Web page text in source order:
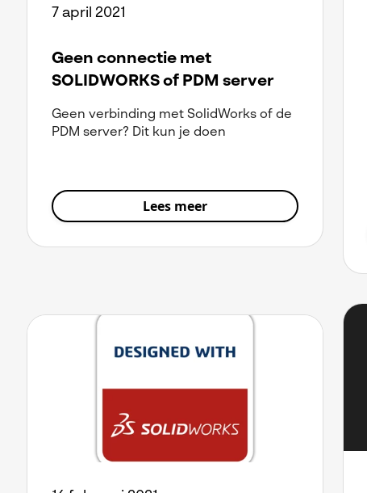
7 april 2021
Geen connectie met
SOLIDWORKS of PDM server
Geen verbinding met SolidWorks of de
PDM server? Dit kun je doen
Lees meer